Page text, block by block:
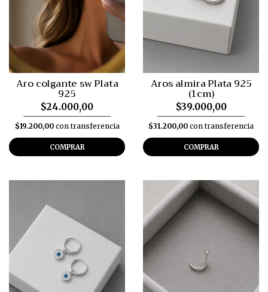
Aro colgante sw Plata
925
$24.000,00
$19.200,00con transferencia
COMPRAR
Aros almira Plata 925
(1cm)
$39.000,00
$31.200,00 con transferencia
COMPRAR